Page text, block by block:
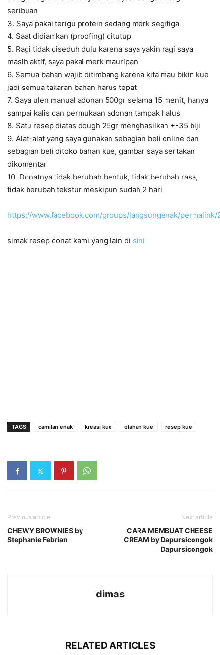
seribuan
3. Saya pakai terigu protein sedang merk segitiga
4. Saat didiamkan (proofing) ditutup
5. Ragi tidak diseduh dulu karena saya yakin ragi saya
masih aktif, saya pakai merk mauripan
6. Semua bahan wajib ditimbang karena kita mau bikin kue
jadi semua takaran bahan harus tepat
7. Saya ulen manual adonan 500gr selama 15 menit, hanya
sampai kalis dan permukaan adonan tampak halus
8. Satu resep diatas dough 25gr menghasilkan +-35 biji
9. Alat-alat yang saya gunakan sebagian beli online dan
sebagian beli ditoko bahan kue, gambar saya sertakan
dikomentar
10. Donatnya tidak berubah bentuk, tidak berubah rasa,
tidak berubah tekstur meskipun sudah 2 hari
https://www.facebook.com/groups/langsungenak/permalink/
simak resep donat kami yang lain di sini
TAGS camilan enak kreasi kue olahan kue resep kue
Previous article
CHEWY BROWNIES by
Stephanie Febrian
Next article
CARA MEMBUAT CHEESE
CREAM by Dapursicongok
Dapursicongok
dimas
RELATED ARTICLES